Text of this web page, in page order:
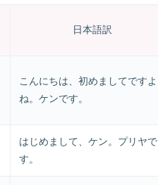
日本語訳
こんにちは、初めましてですよ
ね。ケンです。
はじめまして、ケン。プリヤで
す。